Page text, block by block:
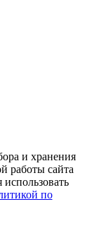
и хранения
работы сайта
по